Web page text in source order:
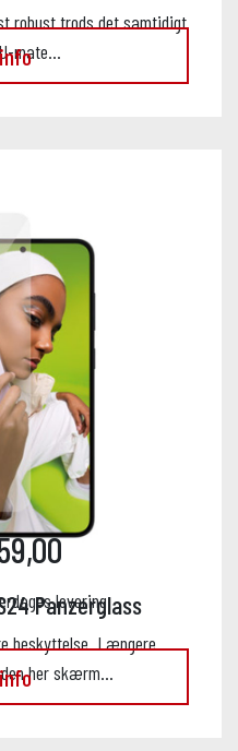
robust trods det samtidigt
mate…
Panzerglass
beskyttelse. Længere
den her skærm…
levering